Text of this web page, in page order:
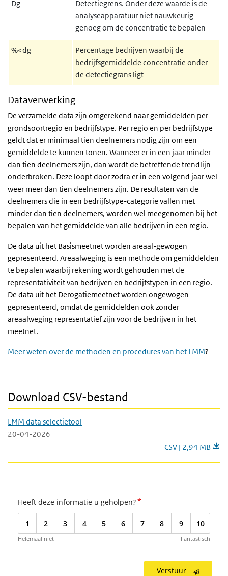
Dg
Detectiegrens. Onder deze waarde is de
analyseapparatuur niet nauwkeurig
genoeg om de concentratie te bepalen
%<dg
Percentage bedrijven waarbij de
bedrijfsgemiddelde concentratie onder
de detectiegrans ligt
Dataverwerking
De verzamelde data zijn omgerekend naar gemiddelden per
grondsoortregio en bedrijfstype. Per regio en per bedrijfstype
geldt dat er minimaal tien deelnemers nodig zijn om een
gemiddelde te kunnen tonen. Wanneer er in een jaar minder
dan tien deelnemers zijn, dan wordt de betreffende trendlijn
onderbroken. Deze loopt door zodra er in een volgend jaar wel
weer meer dan tien deelnemers zijn. De resultaten van de
deelnemers die in een bedrijfstype-categorie vallen met
minder dan tien deelnemers, worden wel meegenomen bij het
bepalen van het gemiddelde van alle bedrijven in een regio.
De data uit het Basismeetnet worden areaal-gewogen
gepresenteerd. Areaalweging is een methode om gemiddelden
te bepalen waarbij rekening wordt gehouden met de
representativiteit van bedrijven en bedrijfstypen in een regio.
De data uit het Derogatiemeetnet worden ongewogen
gepresenteerd, omdat de gemiddelden ook zonder
areaalweging representatief zijn voor de bedrijven in het
meetnet.
Meer weten over de methoden en procedures van het LMM?
Download CSV-bestand
LMM data selectietool
20-04-2026
LMM data
CSV | 2,94 MB
Heeft deze informatie u geholpen?*
1 2 3 4 5 6 7 8 9 10
Helemaal niet Fantastisch
Verstuur